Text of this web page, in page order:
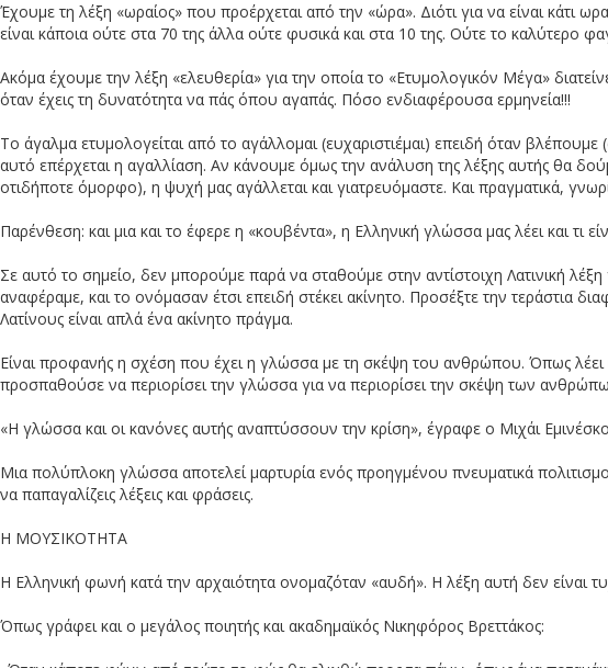
Έχουμε τη λέξη «ωραίος» που προέρχεται από την «ώρα». Διότι για να είναι κάτι
είναι κάποια ούτε στα 70 της άλλα ούτε φυσικά και στα 10 της. Ούτε το καλύτερο
Ακόμα έχουμε την λέξη «ελευθερία» για την οποία το «Ετυμολογικόν Μέγα»
όταν έχεις τη δυνατότητα να πάς όπου αγαπάς. Πόσο ενδιαφέρουσα ερμηνεία!!!
Το άγαλμα ετυμολογείται από το αγάλλομαι (ευχαριστιέμαι) επειδή όταν
αυτό επέρχεται η αγαλλίαση. Αν κάνουμε όμως την ανάλυση της λέξης αυτής θα
οτιδήποτε όμορφο), η ψυχή μας αγάλλεται και γιατρευόμαστε. Και πραγματικά,
Παρένθεση: και μια και το έφερε η «κουβέντα», η Ελληνική γλώσσα μας λέει και τι
Σε αυτό το σημείο, δεν μπορούμε παρά να σταθούμε στην αντίστοιχη Λατινική
αναφέραμε, και το ονόμασαν έτσι επειδή στέκει ακίνητο. Προσέξτε την
Λατίνους είναι απλά ένα ακίνητο πράγμα.
Είναι προφανής η σχέση που έχει η γλώσσα με τη σκέψη του ανθρώπου. Όπως
προσπαθούσε να περιορίσει την γλώσσα για να περιορίσει την σκέψη των
«Η γλώσσα και οι κανόνες αυτής αναπτύσσουν την κρίση», έγραφε ο Μιχάι
Μια πολύπλοκη γλώσσα αποτελεί μαρτυρία ενός προηγμένου πνευματικά
να παπαγαλίζεις λέξεις και φράσεις.
Η ΜΟΥΣΙΚΟΤΗΤΑ
Η Ελληνική φωνή κατά την αρχαιότητα ονομαζόταν «αυδή». Η λέξη αυτή δεν
Όπως γράφει και ο μεγάλος ποιητής και ακαδημαϊκός Νικηφόρος Βρεττάκος: